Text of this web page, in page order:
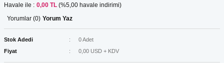
Havale ile : 0,00 TL (%5,00 havale indirimi)
Yorumlar (0) Yorum Yaz
Stok Adedi
0 Adet
Fiyat
0,00 USD + KDV